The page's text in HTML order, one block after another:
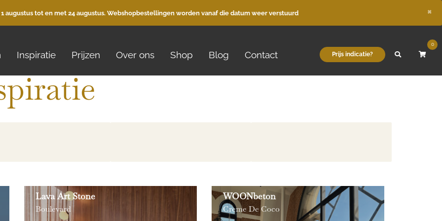
augustus tot en met 24 augustus. Webshopbestellingen worden vanaf die datum weer verstuurd ×
Inspiratie Prijzen Over ons Shop Blog Contact Prijs indicatie?
0
Lava Art Stone
Boulevard
WOONbeton
Creme De Coco